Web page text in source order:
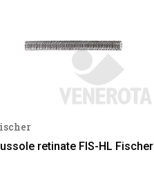
retinate FIS-HL Fischer